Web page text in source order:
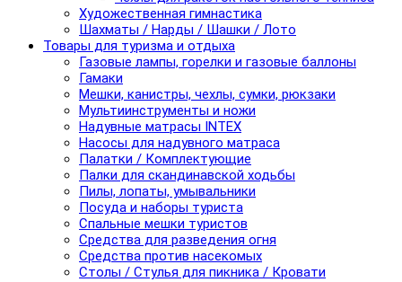
Художественная гимнастика
Шахматы / Нарды / Шашки / Лото
Товары для туризма и отдыха
Газовые лампы, горелки и газовые баллоны
Гамаки
Мешки, канистры, чехлы, сумки, рюкзаки
Мультиинструменты и ножи
Надувные матрасы INTEX
Насосы для надувного матраса
Палатки / Комплектующие
Палки для скандинавской ходьбы
Пилы, лопаты, умывальники
Посуда и наборы туриста
Спальные мешки туристов
Средства для разведения огня
Средства против насекомых
Столы / Стулья для пикника / Кровати